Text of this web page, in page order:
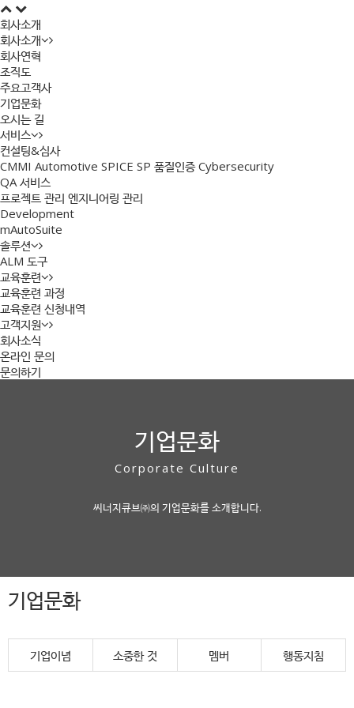
회사소개
회사소개
회사연혁
조직도
주요고객사
기업문화
오시는 길
서비스
컨설팅&심사
CMMI Automotive SPICE SP 품질인증Cybersecurity
QA 서비스
프로젝트 관리 엔지니어링 관리
Development
mAutoSuite
솔루션
ALM 도구
교육훈련
교육훈련 과정
교육훈련 신청내역
고객지원
회사소식
온라인 문의
문의하기
기업문화
Corporate Culture
씨너지큐브㈜의 기업문화를 소개합니다.
기업문화
기업이념 소중한 것 멤버 행동지침